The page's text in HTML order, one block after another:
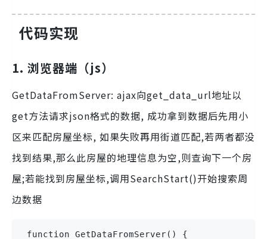
代码实现
1. 浏览器端（js）
GetDataFromServer: ajax向get_data_url地址以
get方法请求json格式的数据, 成功拿到数据后先用小
区来匹配房屋坐标, 如果失败再用街道匹配,若两者都没
找到结果,那么此房屋的地理信息为空,则查询下一个房
屋;若能找到房屋坐标,调用SearchStart()开始搜索周
边数据
function GetDataFromServer() {